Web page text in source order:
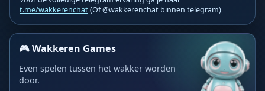
t.me/wakkerenchat(Of @wakkerenchat binnen telegram)
🎮 Wakkeren Games
Even spelen tussen het wakker worden
door.